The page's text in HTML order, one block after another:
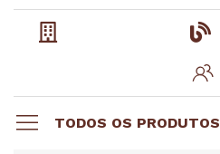
TODOS OS PRODUTOS